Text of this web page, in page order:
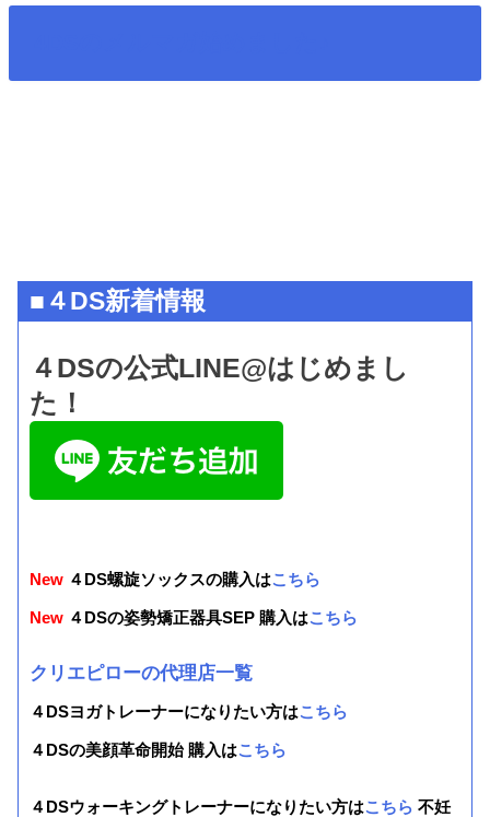
■４DS新着情報
４DSの公式LINE@はじめまし
た！
New ４DS螺旋ソックスの購入はこちら
New ４DSの姿勢矯正器具SEP 購入はこちら
クリエピローの代理店一覧
４DSヨガトレーナーになりたい方はこちら
４DSの美顔革命開始 購入はこちら
４DSウォーキングトレーナーになりたい方はこちら 不妊